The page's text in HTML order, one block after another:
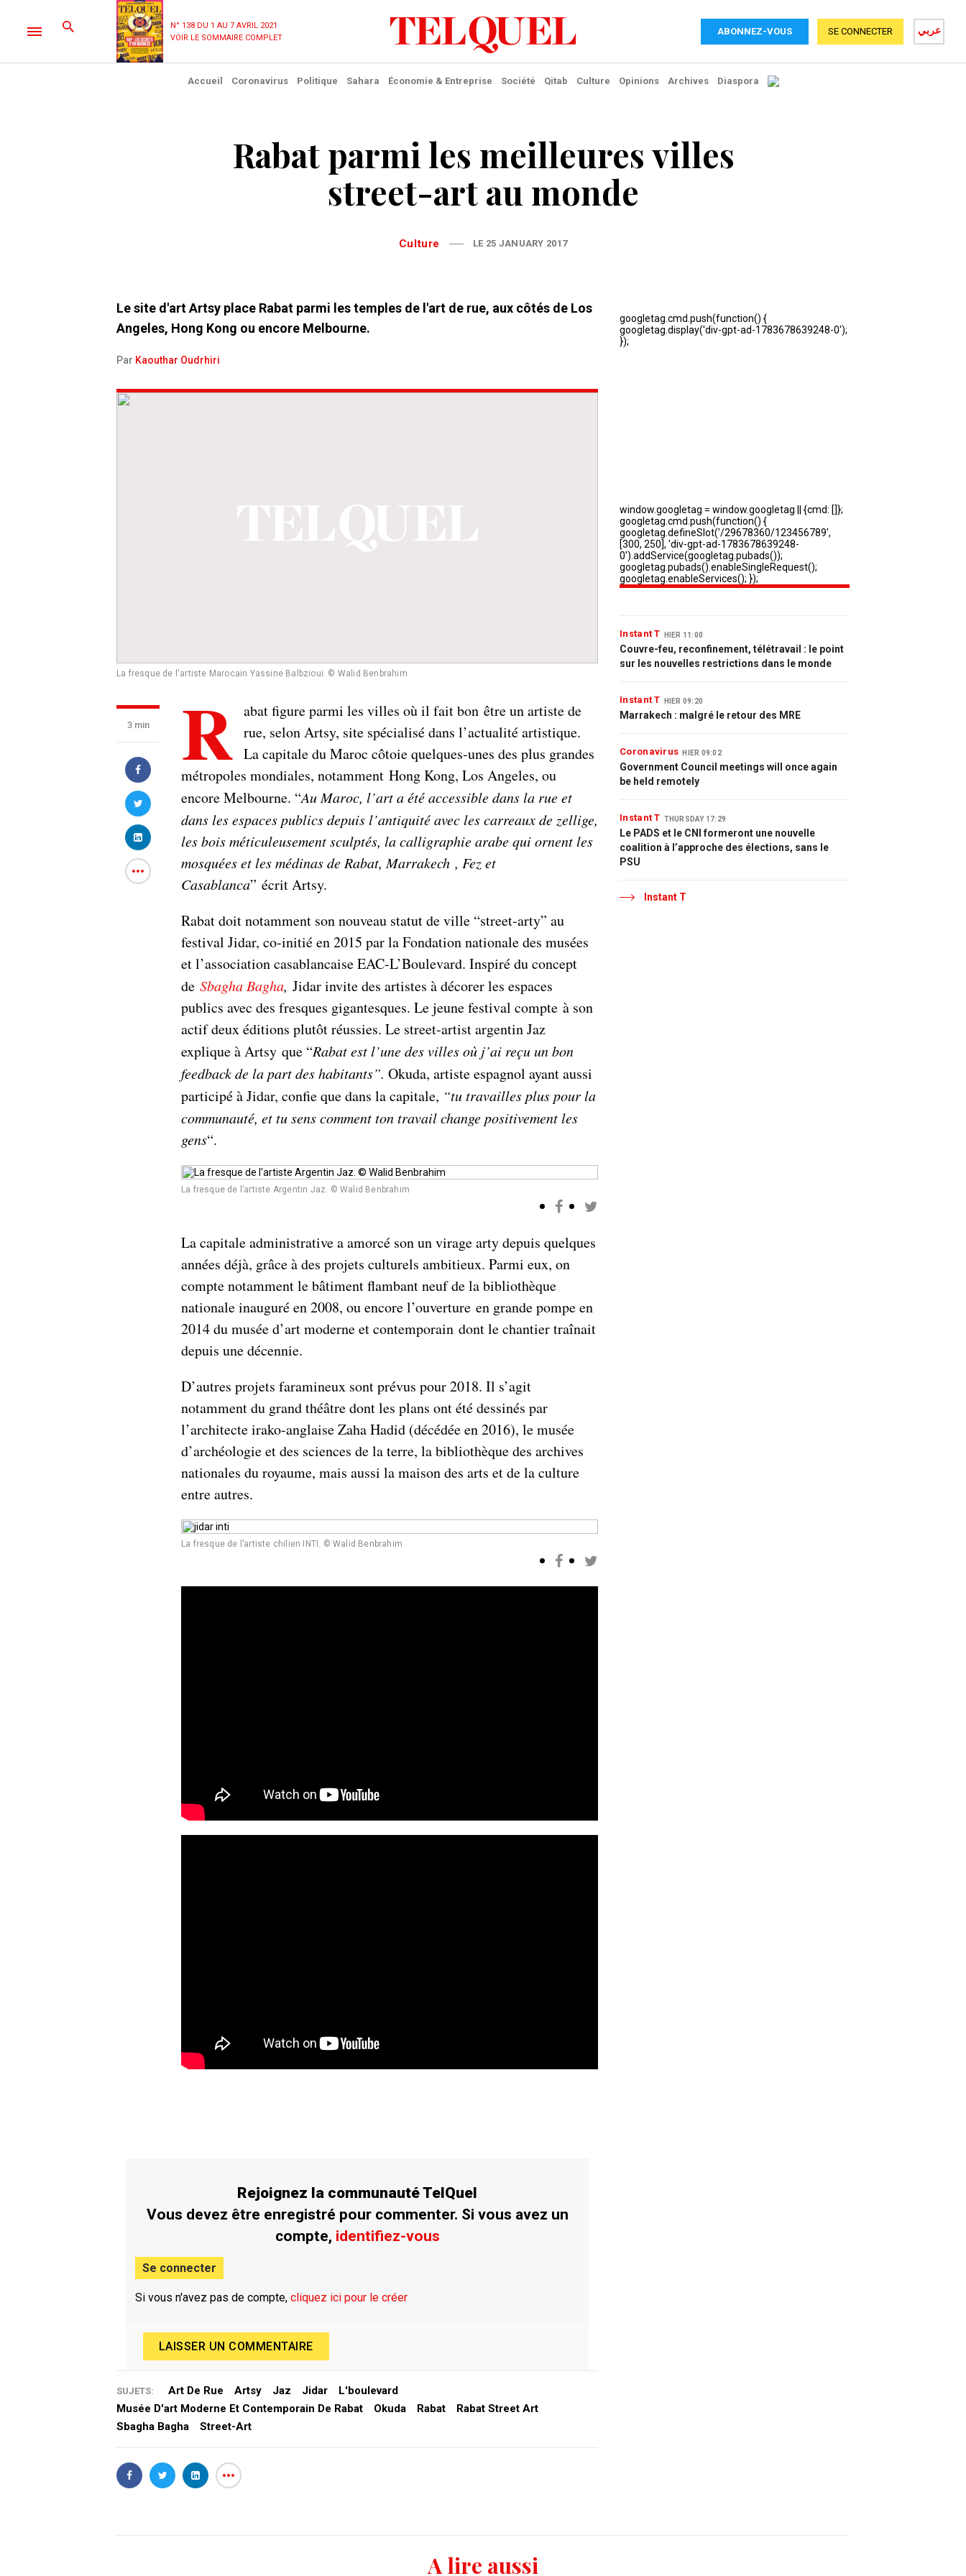
N° 138 DU 1 AU 7 AVRIL 2021
VOIR LE SOMMAIRE COMPLET
ABONNEZ-VOUS عربي SE CONNECTER
Accueil Coronavirus Politique Sahara Économie & Entreprise Société Qitab Culture Opinions Archives Diaspora
Rabat parmi les meilleures villes
street-art au monde
Culture LE 25 JANUARY 2017
Le site d'art Artsy place Rabat parmi les temples de l'art de rue, aux côtés de Los
Angeles, Hong Kong ou encore Melbourne.
Par Kaouthar Oudrhiri
La fresque de l'artiste Marocain Yassine Balbzioui. © Walid Benbrahim
3 min R abat figure parmi les villes où il fait bon être un artiste de
rue, selon Artsy, site spécialisé dans l’actualité artistique.
La capitale du Maroc côtoie quelques-unes des plus grandes
métropoles mondiales, notamment Hong Kong, Los Angeles, ou
encore Melbourne. “Au Maroc, l’art a été accessible dans la rue et
dans les espaces publics depuis l’antiquité avec les carreaux de zellige,
les bois méticuleusement sculptés, la calligraphie arabe qui ornent les
mosquées et les médinas de Rabat, Marrakech , Fez et
Casablanca” écrit Artsy.
Rabat doit notamment son nouveau statut de ville “street-arty” au
festival Jidar, co-initié en 2015 par la Fondation nationale des musées
et l’association casablancaise EAC-L’Boulevard. Inspiré du concept
de Sbagha Bagha, Jidar invite des artistes à décorer les espaces
publics avec des fresques gigantesques. Le jeune festival compte à son
actif deux éditions plutôt réussies. Le street-artist argentin Jaz
explique à Artsy que “Rabat est l’une des villes où j’ai reçu un bon
feedback de la part des habitants”. Okuda, artiste espagnol ayant aussi
participé à Jidar, confie que dans la capitale, “tu travailles plus pour la
communauté, et tu sens comment ton travail change positivement les
gens“.
La fresque de l’artiste Argentin Jaz. © Walid Benbrahim
La capitale administrative a amorcé son un virage arty depuis quelques
années déjà, grâce à des projets culturels ambitieux. Parmi eux, on
compte notamment le bâtiment flambant neuf de la bibliothèque
nationale inauguré en 2008, ou encore l’ouverture en grande pompe en
2014 du musée d’art moderne et contemporain dont le chantier traînait
depuis une décennie.
D’autres projets faramineux sont prévus pour 2018. Il s’agit
notamment du grand théâtre dont les plans ont été dessinés par
l’architecte irako-anglaise Zaha Hadid (décédée en 2016), le musée
d’archéologie et des sciences de la terre, la bibliothèque des archives
nationales du royaume, mais aussi la maison des arts et de la culture
entre autres.
La fresque de l’artiste chilien INTI. © Walid Benbrahim
Rejoignez la communauté TelQuel
Vous devez être enregistré pour commenter. Si vous avez un
compte, identifiez-vous
Se connecter
Si vous n'avez pas de compte,cliquez ici pour le créer
LAISSER UN COMMENTAIRE
SUJETS: Art De Rue Artsy Jaz Jidar
L'boulevard
Musée D'art Moderne Et Contemporain De Rabat
Okuda Rabat
Rabat Street Art
Sbagha Bagha
Street-Art
Instant T HIER 11:00
Couvre-feu, reconfinement, télétravail : le point
sur les nouvelles restrictions dans le monde
Instant T HIER 09:20
Marrakech : malgré le retour des MRE
Coronavirus HIER 09:02
Government Council meetings will once again
be held remotely
Instant T THURSDAY 17:29
Le PADS et le CNI formeront une nouvelle
coalition à l’approche des élections, sans le
PSU
Instant T
A lire aussi